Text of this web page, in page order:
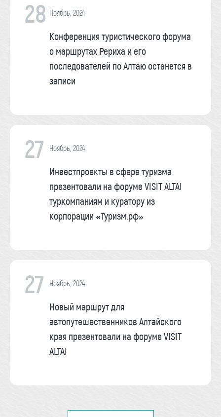
28 Ноябрь, 2024
Конференция туристического форума
о маршрутах Рериха и его
последователей по Алтаю останется в
записи
27 Ноябрь, 2024
Инвестпроекты в сфере туризма
презентовали на форуме VISIT ALTAI
туркомпаниям и куратору из
корпорации «Туризм.рф»
27 Ноябрь, 2024
Новый маршрут для
автопутешественников Алтайского
края презентовали на форуме VISIT
ALTAI